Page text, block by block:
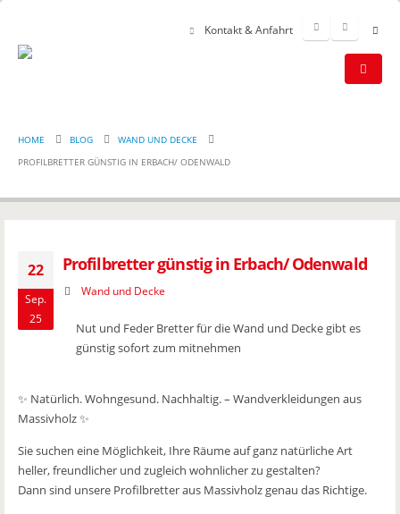
Kontakt & Anfahrt
HOME BLOG
WAND UND DECKE
PROFILBRETTER GÜNSTIG IN ERBACH/ ODENWALD
22
Sep.
25
Profilbretter günstig in Erbach/ Odenwald
Wand und Decke
Nut und Feder Bretter für die Wand und Decke gibt es
günstig sofort zum mitnehmen
✨ Natürlich. Wohngesund. Nachhaltig. – Wandverkleidungen aus
Massivholz ✨
Sie suchen eine Möglichkeit, Ihre Räume auf ganz natürliche Art
heller, freundlicher und zugleich wohnlicher zu gestalten?
Dann sind unsere Profilbretter aus Massivholz genau das Richtige.